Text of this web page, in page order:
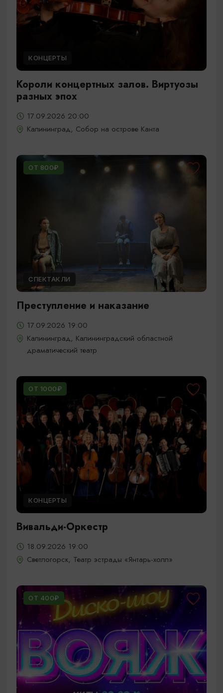
КОНЦЕРТЫ
Короли концертных залов. Виртуозы
разных эпох
17.09.2026 20:00
Калининград, Собор на острове Канта
ОТ 800₽
СПЕКТАКЛИ
Преступление и наказание
17.09.2026 19:00
Калининград, Калининградский областной
драматический театр
ОТ 1000₽
КОНЦЕРТЫ
Вивальди-Оркестр
18.09.2026 19:00
Светлогорск, Театр эстрады «Янтарь-холл»
ОТ 400₽